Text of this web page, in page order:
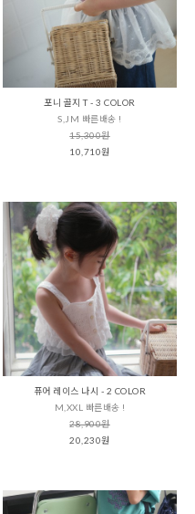
포니 골지 T - 3 COLOR
S,JM 빠른배송 !
15,300원
10,710원
퓨어 레이스 나시 - 2 COLOR
M,XXL 빠른배송 !
28,900원
20,230원